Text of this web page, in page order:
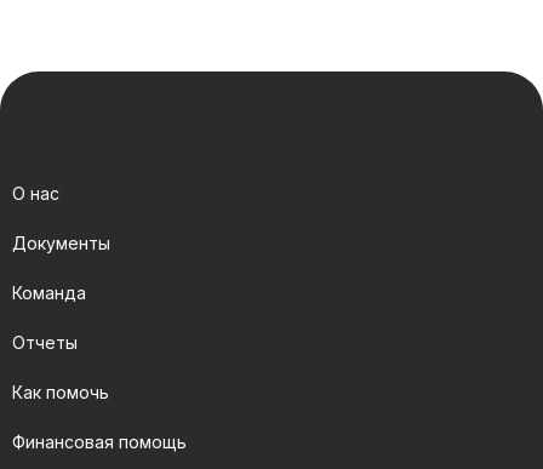
О нас
Документы
Команда
Отчеты
Как помочь
Финансовая помощь